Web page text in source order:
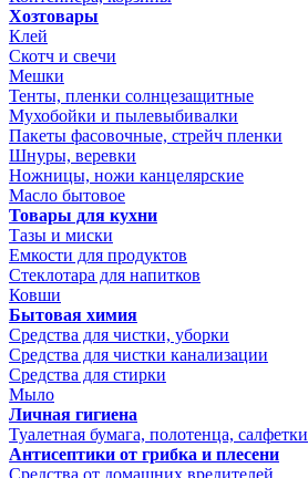
Хозтовары
Клей
Скотч и свечи
Мешки
Тенты, пленки солнцезащитные
Мухобойки и пылевыбивалки
Пакеты фасовочные, стрейч пленки
Шнуры, веревки
Ножницы, ножи канцелярские
Масло бытовое
Товары для кухни
Тазы и миски
Емкости для продуктов
Стеклотара для напитков
Ковши
Бытовая химия
Средства для чистки, уборки
Средства для чистки канализации
Средства для стирки
Мыло
Личная гигиена
Туалетная бумага, полотенца, салфетки
Антисептики от грибка и плесени
Средства от домашних вредителей